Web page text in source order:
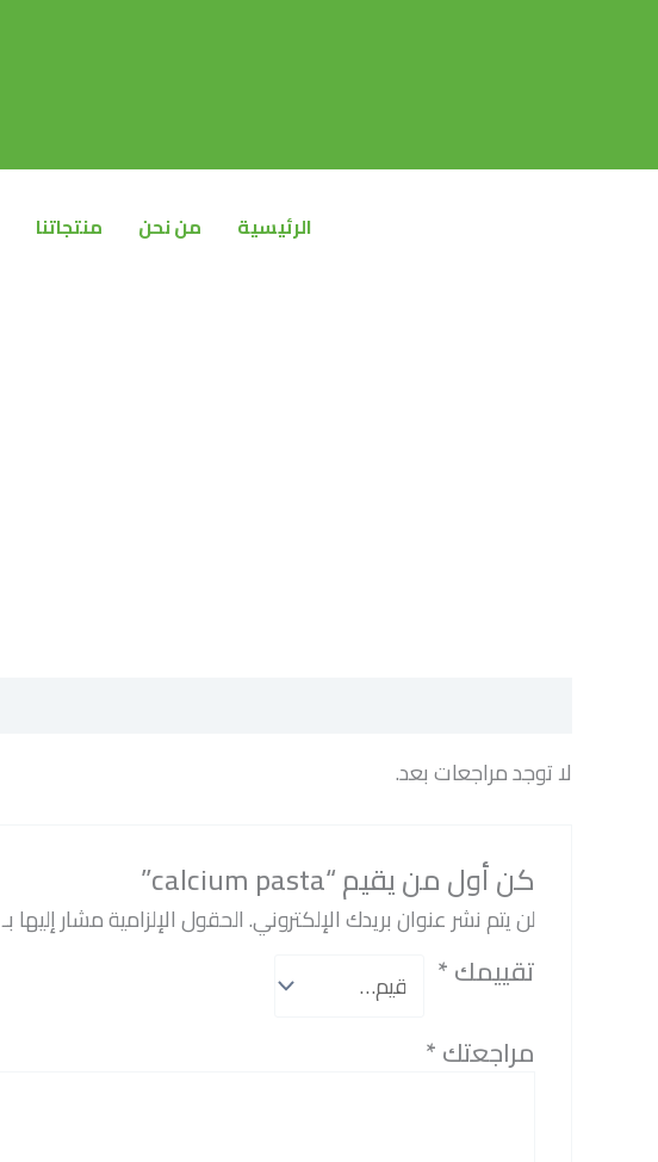
الرئيسية من نحن منتجاتنا
لا توجد مراجعات بعد.
كن أول من يقيم “calcium pasta”
لن يتم نشر عنوان بريدك الإلكتروني.الحقول الإلزامية مشار إليها بـ
تقييمك*
مراجعتك*